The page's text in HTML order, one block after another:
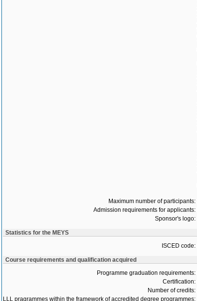
Maximum number of participants:
Admission requirements for applicants:
Sponsor's logo:
Statistics for the MEYS
ISCED code:
Course requirements and qualification acquired
Programme graduation requirements:
Certification:
Number of credits:
LLL pragrammes within the framework of accredited degree programmes: